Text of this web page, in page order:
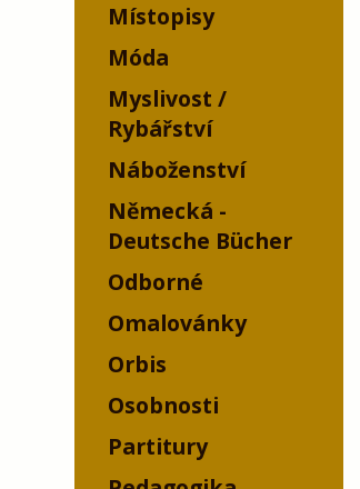
Místopisy
Móda
Myslivost /
Rybářství
Náboženství
Německá -
Deutsche Bücher
Odborné
Omalovánky
Orbis
Osobnosti
Partitury